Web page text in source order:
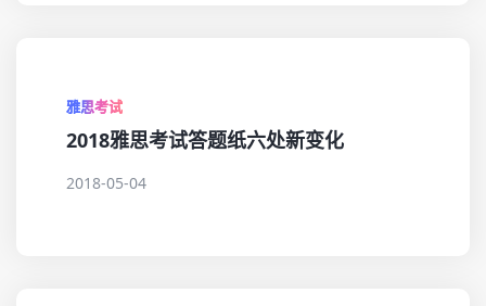
雅思考试
2018雅思考试答题纸六处新变化
2018-05-04